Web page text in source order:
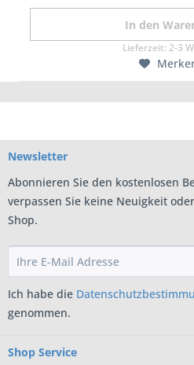
In den
Lieferzeit: 2-3
Newsletter
Abonnieren Sie den kostenlosen
verpassen Sie keine Neuigkeit
Shop.
Ich habe die
genommen.
Shop Service